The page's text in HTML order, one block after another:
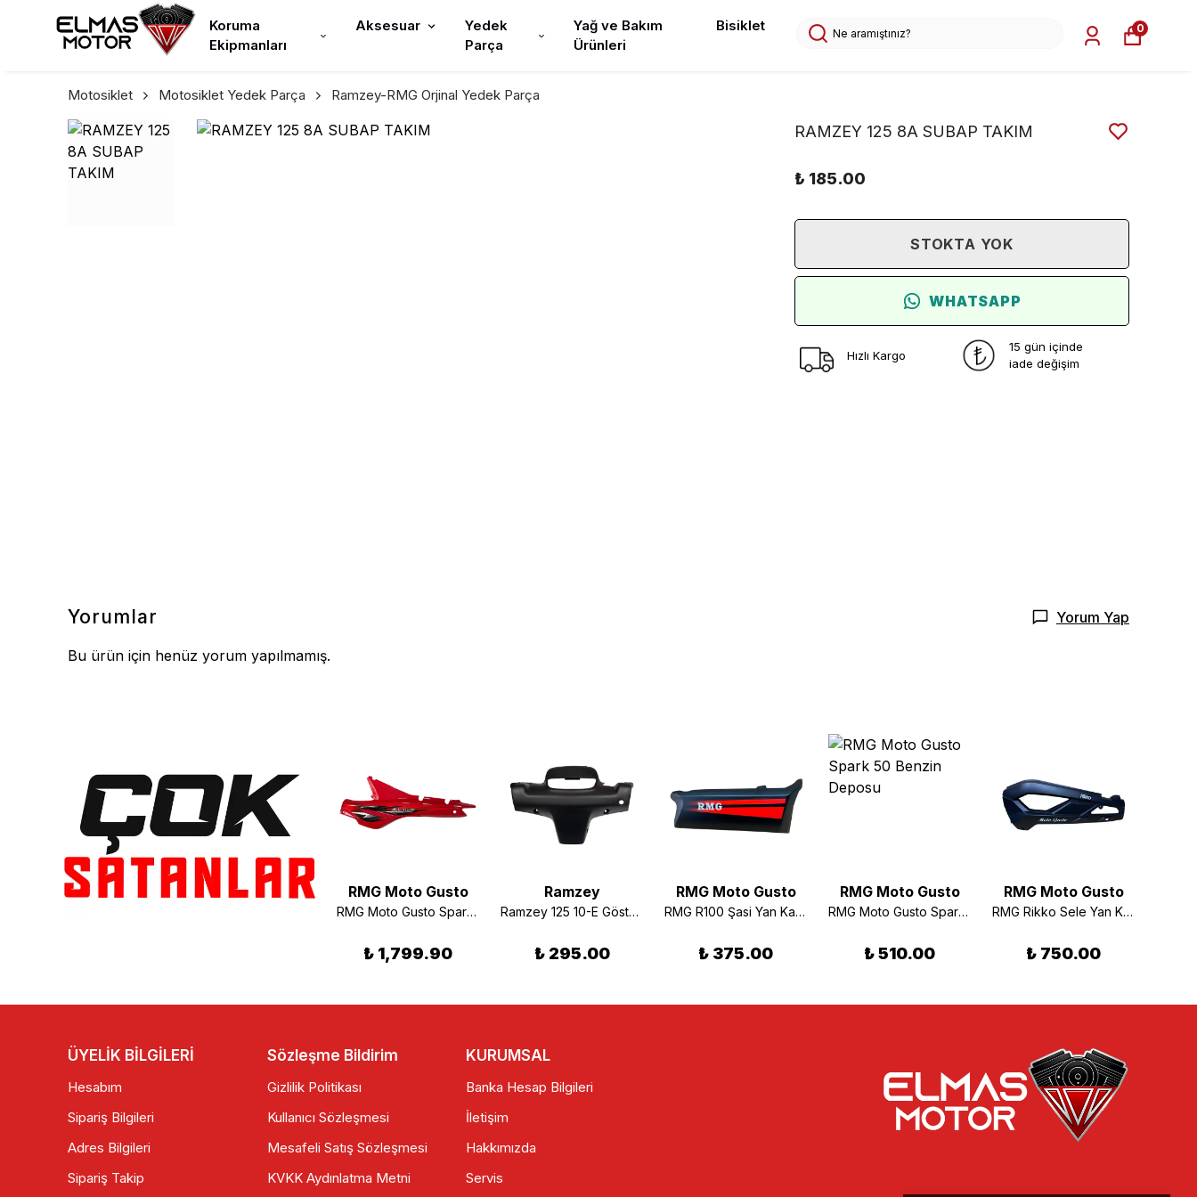
Koruma
Ekipmanları
Aksesuar
Yedek
Parça
Yağ ve Bakım
Ürünleri
Bisiklet 0
Motosiklet Motosiklet Yedek Parça Ramzey-RMG Orjinal Yedek Parça
RAMZEY 125 8A SUBAP TAKIM
₺ 185.00
STOKTA YOK
WHATSAPP
Hızlı Kargo
15 gün içinde
iade değişim
Yorumlar Yorum Yap
Bu ürün için henüz yorum yapılmamış.
RMG Moto Gusto
RAMZEY SCOOTER DEBRİYAJ BALATASI
RMG Moto Gusto
RMG Moto Gusto Spark Sele Yan Kapak Sol Kırmızı
₺ 1,799.90
Ramzey
Ramzey 125 10-E Gösterge Muhafaza Plastiği
₺ 295.00
RMG Moto Gusto
RMG R100 Şasi Yan Kapak Sağ Siyah
₺ 375.00
RMG Moto Gusto
RMG Moto Gusto Spark 50 Benzin Deposu
₺ 510.00
RMG Moto Gusto
RMG Rikko Sele Yan Kapak Sol Siyah
₺ 750.00
ÜYELİK BİLGİLERİ
Hesabım
Sipariş Bilgileri
Adres Bilgileri
Sipariş Takip
Sözleşme Bildirim
Gizlilik Politikası
Kullanıcı Sözleşmesi
Mesafeli Satış Sözleşmesi
KVKK Aydınlatma Metni
KURUMSAL
Banka Hesap Bilgileri
İletişim
Hakkımızda
Servis